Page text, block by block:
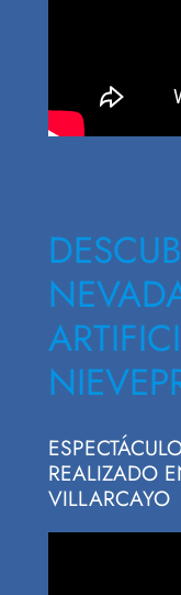
REALIZADO
VILLARCAYO